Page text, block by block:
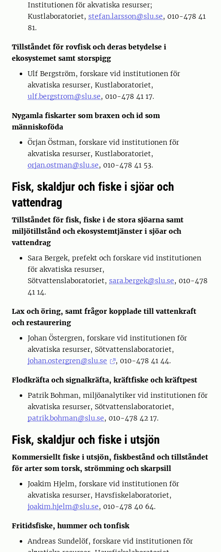
Institutionen för akvatiska resurser;
Kustlaboratoriet, stefan.larsson@slu.se, 010-478 41
81.
Tillståndet för rovfisk och deras betydelse i
ekosystemet samt storspigg
Ulf Bergström, forskare vid institutionen för
akvatiska resurser, Kustlaboratoriet,
ulf.bergstrom@slu.se, 010-478 41 17.
Nygamla fiskarter som braxen och id som
människoföda
Örjan Östman, forskare vid institutionen för
akvatiska resurser, Kustlaboratoriet,
orjan.ostman@slu.se, 010-478 41 53.
Fisk, skaldjur och fiske i sjöar och
vattendrag
Tillståndet för fisk, fiske i de stora sjöarna samt
miljötillstånd och ekosystemtjänster i sjöar och
vattendrag
Sara Bergek, prefekt och forskare vid institutionen
för akvatiska resurser,
Sötvattenslaboratoriet, sara.bergek@slu.se, 010-478
41 14.
Lax och öring, samt frågor kopplade till vattenkraft
och restaurering
Johan Östergren, forskare vid institutionen för
akvatiska resurser, Sötvattenslaboratoriet,
johan.ostergren@slu.se
, 010-478 41 44.
Flodkräfta och signalkräfta, kräftfiske och kräftpest
Patrik Bohman, miljöanalytiker vid institutionen för
akvatiska resurser, Sötvattenslaboratoriet,
patrik.bohman@slu.se, 010-478 42 17.
Fisk, skaldjur och fiske i utsjön
Kommersiellt fiske i utsjön, fiskbestånd och tillståndet
för arter som torsk, strömming och skarpsill
Joakim Hjelm, forskare vid institutionen för
akvatiska resurser, Havsfiskelaboratoriet,
joakim.hjelm@slu.se, 010-478 40 64.
Fritidsfiske, hummer och tonfisk
Andreas Sundelöf, forskare vid institutionen för